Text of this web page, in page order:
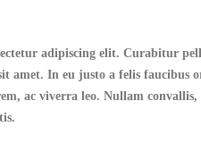
adipiscing elit. Curabitur
amet. In eu justo a felis faucibus
ac viverra leo. Nullam